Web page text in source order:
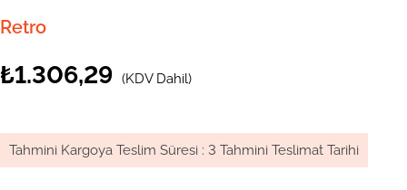
Retro
₺1.306,29 (KDV Dahil)
Tahmini Kargoya Teslim Süresi : 3 Tahmini Teslimat Tarihi